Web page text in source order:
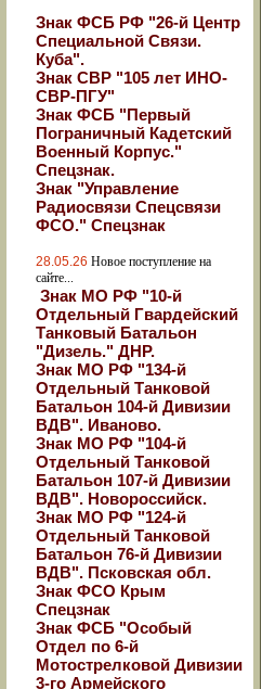
Знак ФСБ РФ "26-й Центр
Специальной Связи.
Куба".
Знак СВР "105 лет ИНО-
СВР-ПГУ"
Знак ФСБ "Первый
Пограничный Кадетский
Военный Корпус."
Спецзнак.
Знак "Управление
Радиосвязи Спецсвязи
ФСО." Спецзнак
28.05.26 Новое поступление на
сайте...
Знак МО РФ "10-й
Отдельный Гвардейский
Танковый Батальон
"Дизель." ДНР.
Знак МО РФ "134-й
Отдельный Танковой
Батальон 104-й Дивизии
ВДВ". Иваново.
Знак МО РФ "104-й
Отдельный Танковой
Батальон 107-й Дивизии
ВДВ". Новороссийск.
Знак МО РФ "124-й
Отдельный Танковой
Батальон 76-й Дивизии
ВДВ". Псковская обл.
Знак ФСО Крым
Спецзнак
Знак ФСБ "Особый
Отдел по 6-й
Мотострелковой Дивизии
3-го Армейского